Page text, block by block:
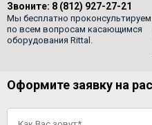
Звоните: 8 (812) 927-27-21
Мы бесплатно проконсультируем
по всем вопросам касающимся
оборудования Rittal.
Оформите заявку на